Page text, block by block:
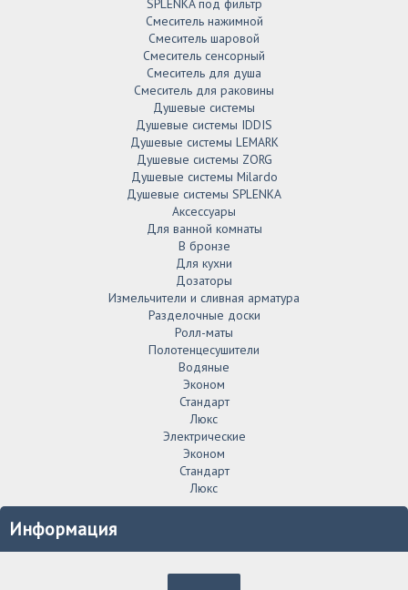
SPLENKA под фильтр
Смеситель нажимной
Смеситель шаровой
Смеситель сенсорный
Смеситель для душа
Смеситель для раковины
Душевые системы
Душевые системы IDDIS
Душевые системы LEMARK
Душевые системы ZORG
Душевые системы Milardo
Душевые системы SPLENKA
Аксессуары
Для ванной комнаты
В бронзе
Для кухни
Дозаторы
Измельчители и сливная арматура
Разделочные доски
Ролл-маты
Полотенцесушители
Водяные
Эконом
Стандарт
Люкс
Электрические
Эконом
Стандарт
Люкс
Информация